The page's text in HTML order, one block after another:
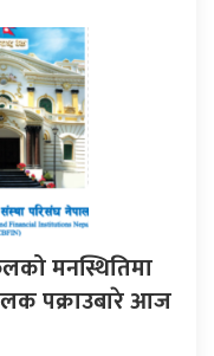
मनस्थितिमा
पक्राउबारे आज